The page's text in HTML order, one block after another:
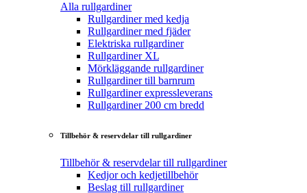
Alla rullgardiner
Rullgardiner med kedja
Rullgardiner med fjäder
Elektriska rullgardiner
Rullgardiner XL
Mörkläggande rullgardiner
Rullgardiner till barnrum
Rullgardiner expressleverans
Rullgardiner 200 cm bredd
Tillbehör & reservdelar till rullgardiner
Tillbehör & reservdelar till rullgardiner
Kedjor och kedjetillbehör
Beslag till rullgardiner